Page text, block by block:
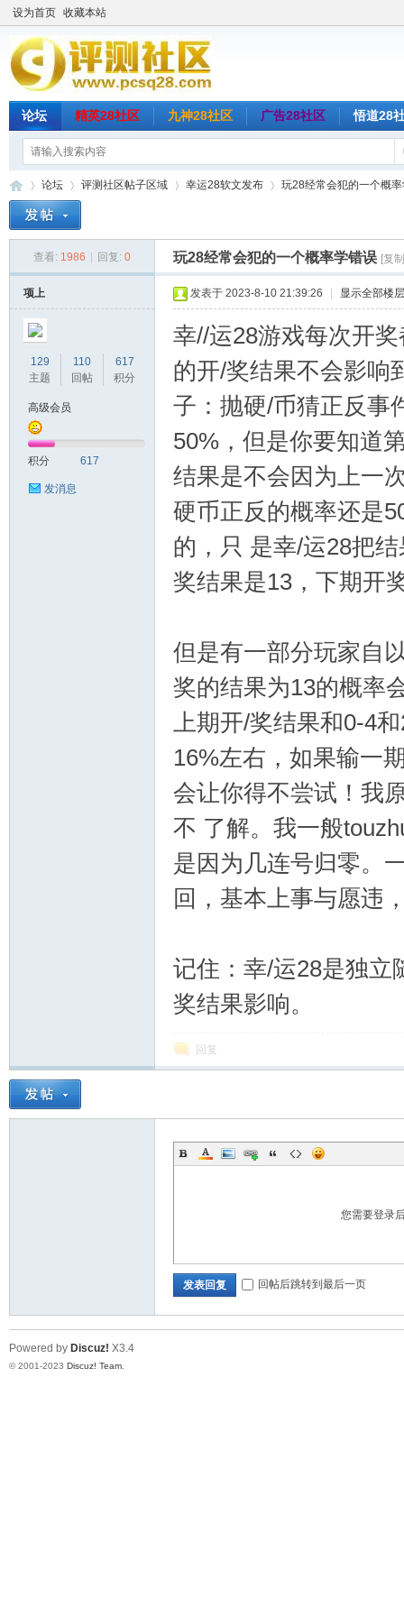
设为首页 收藏本站
论坛 精英28社区 九神28社区 广告28社区 悟道28
28
论坛
›
评测社区帖子区域 幸运28软文发布
›
玩28经常会犯的一个概
查看: 1986 回复: 0 玩28经常会犯的一个概率学错误 [复
项上
129
主题
110
回帖
617
积分
高级会员
积分 617
发消息
发表于 2023-8-10 21:39:26 显示全部楼层
幸//运28游戏每次开
的开/奖结果不会影响
子：抛硬/币猜正反事
50%，但是你要知道
结果是不会因为上一
硬币正反的概率还是
的，只 是幸/运28把
奖结果是13，下期开
但是有一部分玩家自
奖的结果为13的概率
上期开/奖结果和0-4
16%左右，如果输一
会让你得不尝试！我
不 了解。我一般
是因为几连号归零。
回，基本上事与愿违
记住：幸/运28是独立
奖结果影响。
回复
您需要登录
发表回复 回帖后跳转到最后一页
Powered by Discuz! X3.4
© 2001-2023 Discuz! Team